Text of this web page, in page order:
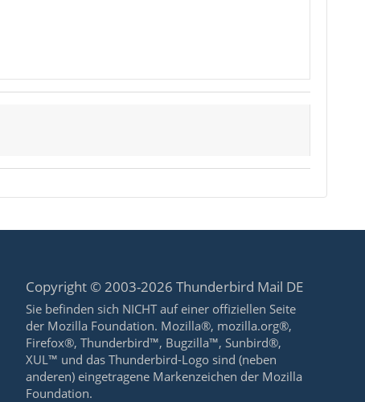
Copyright © 2003-2026 Thunderbird Mail DE
Sie befinden sich NICHT auf einer offiziellen Seite
der Mozilla Foundation. Mozilla®, mozilla.org®,
Firefox®, Thunderbird™, Bugzilla™, Sunbird®,
XUL™ und das Thunderbird-Logo sind (neben
anderen) eingetragene Markenzeichen der Mozilla
Foundation.